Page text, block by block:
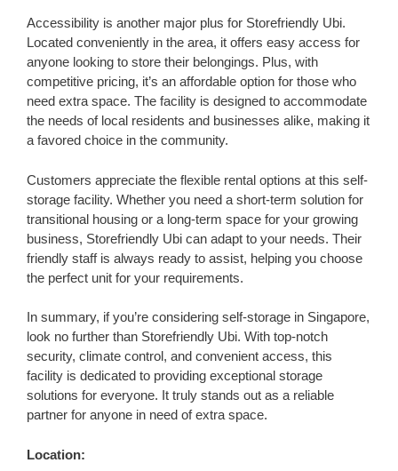
Accessibility is another major plus for Storefriendly Ubi.
Located conveniently in the area, it offers easy access for
anyone looking to store their belongings. Plus, with
competitive pricing, it’s an affordable option for those who
need extra space. The facility is designed to accommodate
the needs of local residents and businesses alike, making it
a favored choice in the community.
Customers appreciate the flexible rental options at this self-
storage facility. Whether you need a short-term solution for
transitional housing or a long-term space for your growing
business, Storefriendly Ubi can adapt to your needs. Their
friendly staff is always ready to assist, helping you choose
the perfect unit for your requirements.
In summary, if you’re considering self-storage in Singapore,
look no further than Storefriendly Ubi. With top-notch
security, climate control, and convenient access, this
facility is dedicated to providing exceptional storage
solutions for everyone. It truly stands out as a reliable
partner for anyone in need of extra space.
Location: